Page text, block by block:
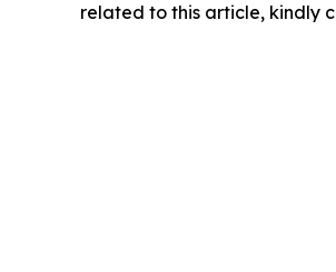
related to this article, kindly